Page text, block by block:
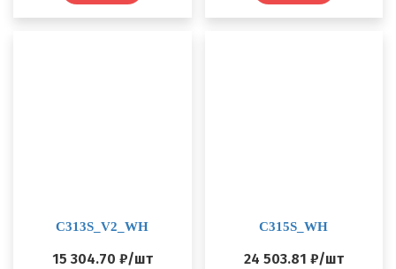
C313S_V2_WH
15 304.70 ₽/шт
C315S_WH
24 503.81 ₽/шт